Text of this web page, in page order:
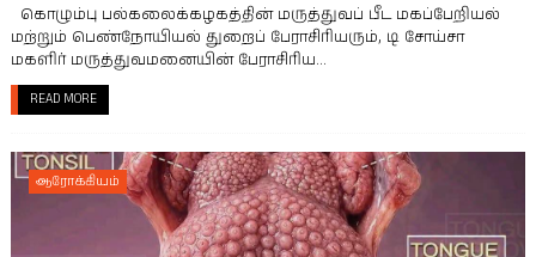
கொழும்பு பல்கலைக்கழகத்தின் மருத்துவப் பீட மகப்பேறியல்
மற்றும் பெண்நோயியல் துறைப் பேராசிரியரும், டி சோய்சா
மகளிர் மருத்துவமனையின் பேராசிரிய...
READ MORE
ஆரோக்கியம்